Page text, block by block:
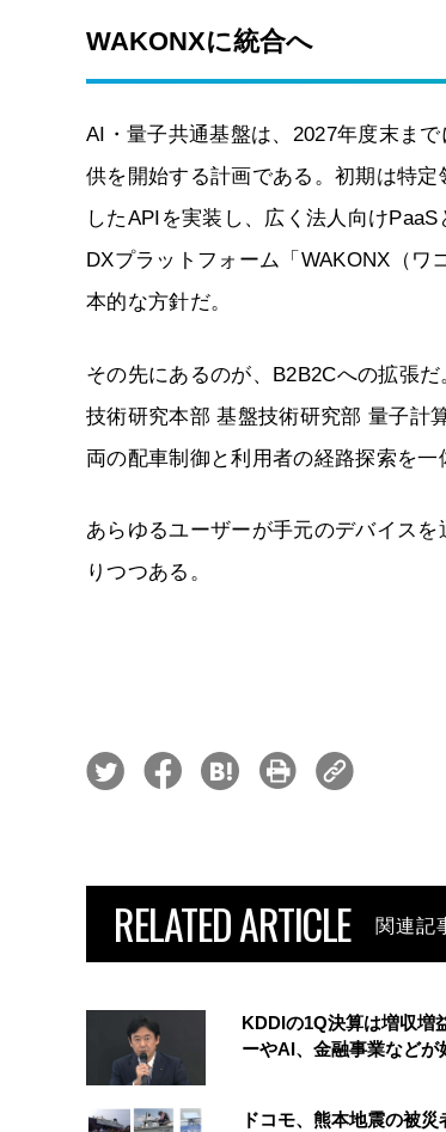
WAKONXに統合へ
AI・量子共通基盤は、2027年度末ま
供を開始する計画である。初期は特
したAPIを実装し、広く法人向け
DXプラットフォーム「WAKONX（ワ
本的な方針だ。
その先にあるのが、B2B2Cへの拡張
技術研究本部 基盤技術研究部 量子計
両の配車制御と利用者の経路探索を
あらゆるユーザーが手元のデバイス
りつつある。
RELATED ARTICLE 関連記
KDDIの1Q決算は増収
ーやAI、金融事業などが
ドコモ、熊本地震の被